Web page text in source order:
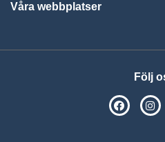
Våra webbplatser
Följ